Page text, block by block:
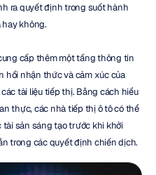
ra quyết định trong suốt hành
không.
cấp thêm một tầng thông tin
hồi nhận thức và cảm xúc của
tài liệu tiếp thị. Bằng cách hiểu
thực, các nhà tiếp thị ô tô có thể
tài sản sáng tạo trước khi khởi
trong các quyết định chiến dịch.